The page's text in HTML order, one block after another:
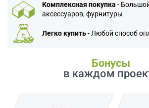
Комплексная покупка -
аксессуаров, фурнитуры
Легко купить- Любой способ
Бонусы
в каждом